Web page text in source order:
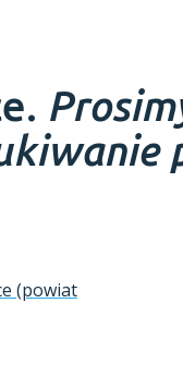
(powiat